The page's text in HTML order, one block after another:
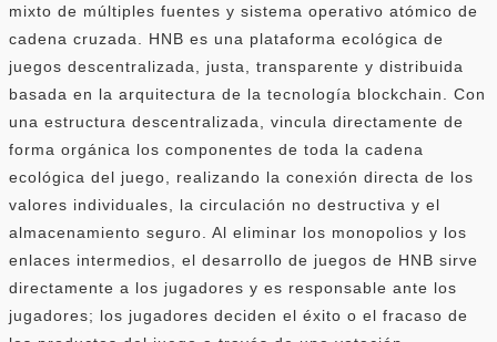
mixto de múltiples fuentes y sistema operativo atómico de
cadena cruzada. HNB es una plataforma ecológica de
juegos descentralizada, justa, transparente y distribuida
basada en la arquitectura de la tecnología blockchain. Con
una estructura descentralizada, vincula directamente de
forma orgánica los componentes de toda la cadena
ecológica del juego, realizando la conexión directa de los
valores individuales, la circulación no destructiva y el
almacenamiento seguro. Al eliminar los monopolios y los
enlaces intermedios, el desarrollo de juegos de HNB sirve
directamente a los jugadores y es responsable ante los
jugadores; los jugadores deciden el éxito o el fracaso de